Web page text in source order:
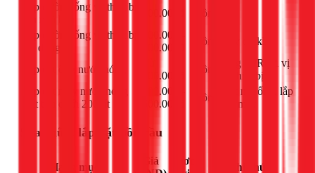
Lắp đường ống và thiết bị
200.000đ công
Lắp đường ống và thiết bị
gia dụng
200.000 -
600.000đ
công Tùy độ khó
Lắp đặt ống nước nóng
200.000đ
công
Ống PPR tới vị
trí thiết bị
Lắp đặt máy nước nóng
mặt trời dưới 200 lít
300.000 -
500.000đ
công
Kết nối ống, lắp
đặt máy
Sửa chữa, lắp đặt bồn cầu
Hạng mục
Giá
Đơn
Ghi chú